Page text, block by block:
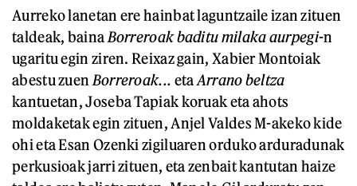
Aurreko lanetan ere hainbat laguntzaile izan zituen
taldeak, baina Borreroak baditu milaka aurpegi-n
ugaritu egin ziren. Reixaz gain, Xabier Montoiak
abestu zuen Borreroak... etaArrano beltza
kantuetan, Joseba Tapiak koruak eta ahots
moldaketak egin zituen, Anjel Valdes M-akeko kide
ohi eta Esan Ozenki zigiluaren orduko arduradunak
perkusioak jarri zituen, eta zenbait kantutan haize